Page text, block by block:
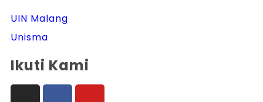
UIN Malang
Unisma
Ikuti Kami